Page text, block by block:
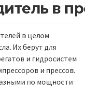
в
в целом
Их берут для
и гидросистем
и прессов.
по мощности